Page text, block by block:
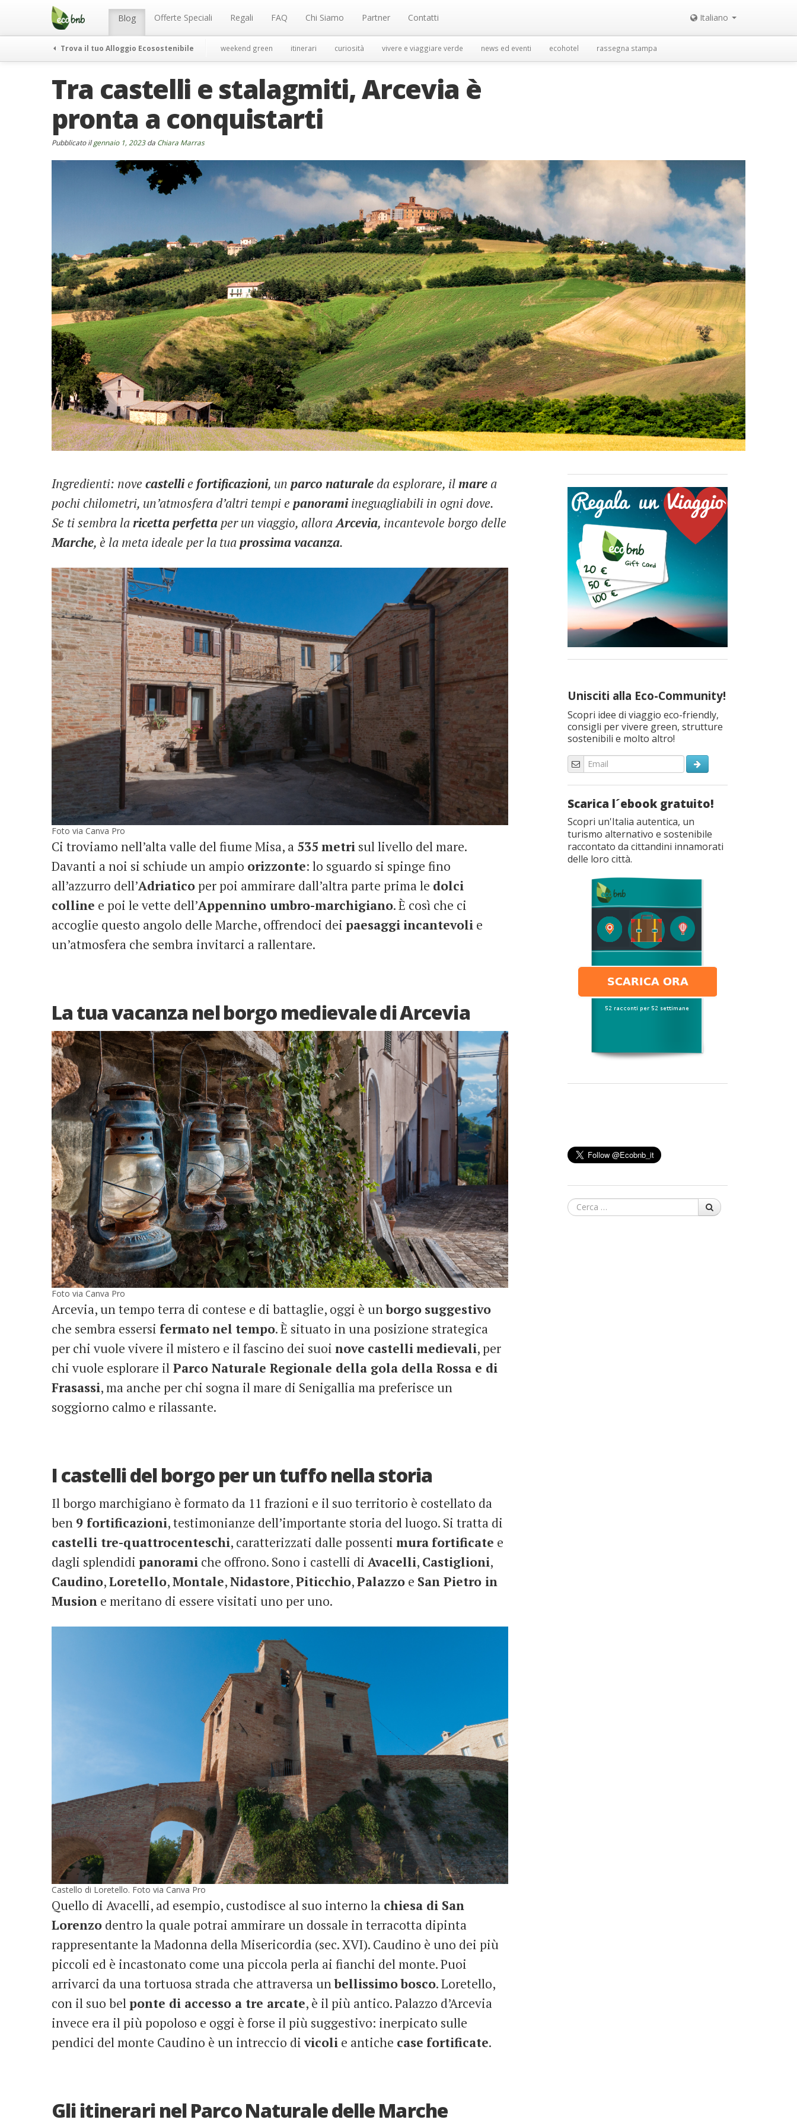
Menu Blog Offerte Speciali Regali FAQ Chi Siamo Partner Contatti Italiano
Trova il tuo Alloggio Ecosostenibile weekend green itinerari curiosità vivere e viaggiare verde news ed eventi ecohotel rassegna stampa
Tra castelli e stalagmiti, Arcevia è
pronta a conquistarti
Pubblicato ilgennaio 1, 2023da Chiara Marras
Ingredienti: nove castellie fortificazioni, un parco naturale da esplorare, ilmare a
pochi chilometri, un’atmosfera d’altri tempi e panoramiineguagliabili in ogni dove.
Se ti sembra laricettaperfetta per un viaggio, alloraArcevia, incantevole borgo delle
Marche, è la meta ideale per la tuaprossimavacanza.
Foto via Canva Pro
Ci troviamo nell’alta valle del fiume Misa, a 535 metri sul livello del mare.
Davanti a noi si schiude un ampio orizzonte: lo sguardo si spinge fino
all’azzurro dell’Adriaticoper poi ammirare dall’altra parte prima le dolci
colline e poi le vette dell’Appennino umbro-marchigiano. È così che ci
accoglie questo angolo delle Marche, offrendoci dei paesaggi incantevoli e
un’atmosfera che sembra invitarci a rallentare.
La tua vacanza nel borgo medievale di Arcevia
Foto via Canva Pro
Arcevia, un tempo terra di contese e di battaglie, oggi è unborgo suggestivo
che sembra essersi fermatonel tempo. È situato in una posizione strategica
per chi vuole vivere il mistero e il fascino dei suoi nove castellimedievali, per
chi vuole esplorare il Parco Naturale Regionale della gola della Rossa e di
Frasassi, ma anche per chi sogna il mare di Senigallia ma preferisce un
soggiorno calmo e rilassante.
I castelli del borgo per un tuffo nella storia
Il borgo marchigiano è formato da 11 frazioni e il suo territorio è costellato da
ben 9 fortificazioni, testimonianze dell’importante storia del luogo. Si tratta di
castelli tre-quattrocenteschi, caratterizzati dalle possenti mura fortificate e
dagli splendidi panorami che offrono. Sono i castelli diAvacelli, Castiglioni,
Caudino,Loretello,Montale,Nidastore,Piticchio,Palazzo e San Pietro in
Musion e meritano di essere visitati uno per uno.
Castello di Loretello. Foto via Canva Pro
Quello di Avacelli, ad esempio, custodisce al suo interno la chiesa di San
Lorenzo dentro la quale potrai ammirare un dossale in terracotta dipinta
rappresentante la Madonna della Misericordia (sec. XVI). Caudino è uno dei più
piccoli ed è incastonato come una piccola perla ai fianchi del monte. Puoi
arrivarci da una tortuosa strada che attraversa unbellissimobosco. Loretello,
con il suo belponte di accesso a tre arcate, è il più antico. Palazzo d’Arcevia
invece era il più popoloso e oggi è forse il più suggestivo: inerpicato sulle
pendici del monte Caudino è un intreccio divicoli e antiche case fortificate.
Gli itinerari nel Parco Naturale delle Marche
Unisciti alla Eco-Community!
Scopri idee di viaggio eco-friendly,
consigli per vivere green, strutture
sostenibili e molto altro!
Scarica l´ebook gratuito!
Scopri un'Italia autentica, un
turismo alternativo e sostenibile
raccontato da cittandini innamorati
delle loro città.
Cerca